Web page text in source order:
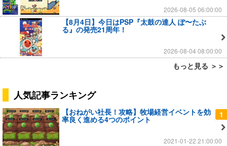
2026-08-05 06:00:00
【8月4日】今日はPSP『太鼓の達人 ぽ〜たぶ
る』の発売21周年！
2026-08-04 08:00:00
もっと見る ＞＞
人気記事ランキング
1
【おねがい社長！攻略】牧場経営イベントを効
率良く進める4つのポイント
2021-01-22 21:00:00